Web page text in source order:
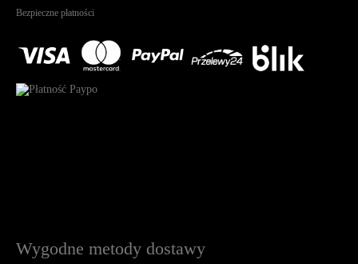
Bezpieczne płatności
Wygodne metody dostawy